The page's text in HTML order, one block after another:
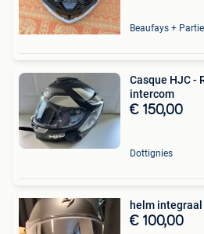
Casque HJC -
intercom
€ 150,00
Dottignies
helm
€ 100,00